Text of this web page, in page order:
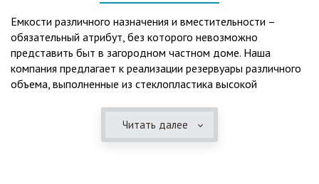
также отнести:
безупречное качество изготовления;
стойкость к высокому давлению грунта (даже в
ненаполненном состоянии);
полная герметичность, что гарантирует отсутствие
Емкости различного назначения и вместительности –
обязательный атрибут, без которого невозможно
представить быт в загородном частном доме. Наша
компания предлагает к реализации резервуары различного
объема, выполненные из стеклопластика высокой
одна из основных сфер их практического использования –
это организация центров очистки, обустройство
Читать далее